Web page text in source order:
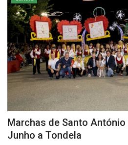
Marchas de Santo
Junho a Tondela